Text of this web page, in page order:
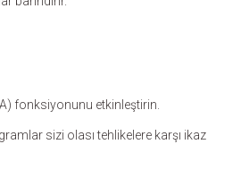
fonksiyonunu etkinleştirin.
sizi olası tehlikelere karşı ikaz